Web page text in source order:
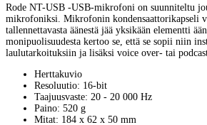
Rode NT-USB -USB-mikrofoni on suunniteltu
mikrofoniksi. Mikrofonin kondensaattorikapseli
tallennettavasta äänestä jää yksikään elementti
monipuolisuudesta kertoo se, että se sopii niin
laulutarkoituksiin ja lisäksi voice over- tai
Herttakuvio
Resoluutio: 16-bit
Taajuusvaste: 20 - 20 000 Hz
Paino: 520 g
Mitat: 184 x 62 x 50 mm